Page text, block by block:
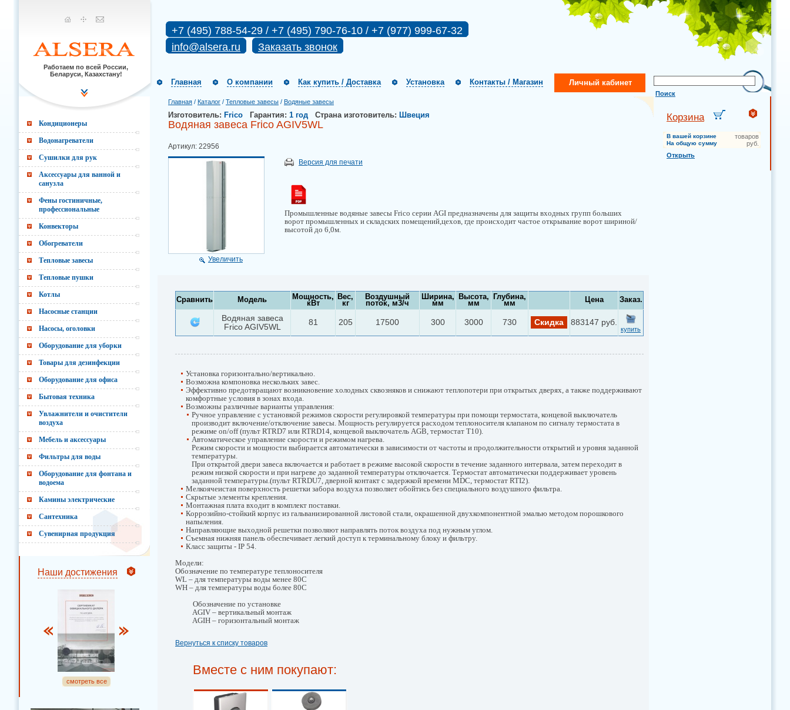
Работаем по всей России,
Беларуси, Казахстану!
+7 (495) 788-54-29 / +7 (495) 790-76-10 / +7 (977) 999-67-32
info@alsera.ru
Заказать звонок
Поиск
Главная О компании Как купить / Доставка Установка Контакты / Магазин Личный кабинет
Главная / Каталог / Тепловые завесы / Водяные завесы
Изготовитель: Frico Гарантия: 1 год Страна изготовитель: Швеция
Водяная завеса Frico AGIV5WL
Артикул: 22956
Увеличить
Версия для печати
Промышленные водяные завесы Frico серии AGI предназначены для защиты входных групп больших
ворот промышленных и складских помещений,цехов, где происходит частое открывание ворот шириной/
высотой до 6,0м.
Сравнить Модель Мощность,
кВт
Вес,
кг
Воздушный
поток, м3/ч
Ширина,
мм
Высота,
мм
Глубина,
мм Цена Заказ.
Водяная завеса
Frico AGIV5WL
81 205 17500 300 3000 730 Скидка 883147 руб.
купить
Установка горизонтально/вертикально.
Возможна компоновка нескольких завес.
Эффективно предотвращают возникновение холодных сквозняков и снижают теплопотери при открытых дверях, а также поддерживают
комфортные условия в зонах входа.
Возможны различные варианты управления:
Ручное управление с установкой режимов скорости регулировкой температуры при помощи термостата, концевой выключатель
производит включение/отключение завесы. Мощность регулируется расходом теплоносителя клапаном по сигналу термостата в
режиме on/off (пульт RTRD7 или RTRD14, концевой выключатель AGB, термостат T10).
Автоматическое управление скорости и режимом нагрева.
Режим скорости и мощности выбирается автоматически в зависимости от частоты и продолжительности открытий и уровня заданной
температуры.
При открытой двери завеса включается и работает в режиме высокой скорости в течение заданного интервала, затем переходит в
режим низкой скорости и при нагреве до заданной температуры отключается. Термостат автоматически поддерживает уровень
заданной температуры.(пульт RTRDU7, дверной контакт с задержкой времени MDC, термостат RTI2).
Мелкоячеистая поверхность решетки забора воздуха позволяет обойтись без специального воздушного фильтра.
Скрытые элементы крепления.
Монтажная плата входит в комплект поставки.
Коррозийно-стойкий корпус из гальванизированной листовой стали, окрашенной двухкомпонентной эмалью методом порошкового
напыления.
Направляющие выходной решетки позволяют направлять поток воздуха под нужным углом.
Съемная нижняя панель обеспечивает легкий доступ к терминальному блоку и фильтру.
Класс защиты - IP 54.
Модели:
Обозначение по температуре теплоносителя
WL – для температуры воды менее 80С
WH – для температуры воды более 80С
Обозначение по установке
AGIV – вертикальный монтаж
AGIH – горизонтальный монтаж
Вернуться к списку товаров
Вместе с ним покупают:
Кондиционеры
Водонагреватели
Сушилки для рук
Аксессуары для ванной и
санузла
Фены гостиничные,
профессиональные
Конвекторы
Обогреватели
Тепловые завесы
Тепловые пушки
Котлы
Насосные станции
Насосы, оголовки
Оборудование для уборки
Товары для дезинфекции
Оборудование для офиса
Бытовая техника
Увлажнители и очистители
воздуха
Мебель и аксессуары
Фильтры для воды
Оборудование для фонтана и
водоема
Камины электрические
Сантехника
Сувенирная продукция
Наши достижения
смотреть все
Корзина
В вашей корзине товаров
На общую сумму
руб.
Открыть